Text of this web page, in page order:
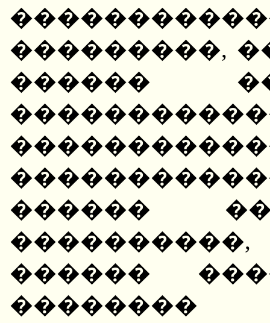
���������,
������
������
������